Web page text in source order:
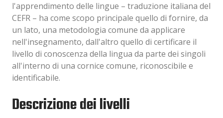
l'apprendimento delle lingue – traduzione italiana del
CEFR – ha come scopo principale quello di fornire, da
un lato, una metodologia comune da applicare
nell'insegnamento, dall'altro quello di certificare il
livello di conoscenza della lingua da parte dei singoli
all'interno di una cornice comune, riconoscibile e
identificabile.
Descrizione dei livelli